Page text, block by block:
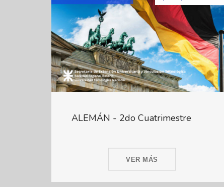
ALEMÁN - 2do Cuatrimestre
VER MÁS